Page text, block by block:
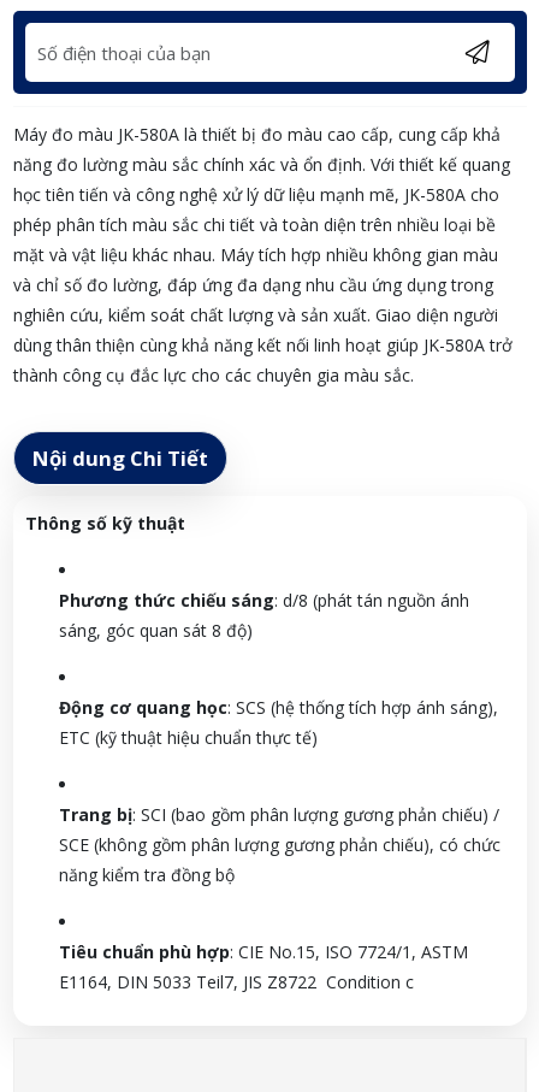
Máy đo màu JK-580A là thiết bị đo màu cao cấp, cung cấp khả
năng đo lường màu sắc chính xác và ổn định. Với thiết kế quang
học tiên tiến và công nghệ xử lý dữ liệu mạnh mẽ, JK-580A cho
phép phân tích màu sắc chi tiết và toàn diện trên nhiều loại bề
mặt và vật liệu khác nhau. Máy tích hợp nhiều không gian màu
và chỉ số đo lường, đáp ứng đa dạng nhu cầu ứng dụng trong
nghiên cứu, kiểm soát chất lượng và sản xuất. Giao diện người
dùng thân thiện cùng khả năng kết nối linh hoạt giúp JK-580A trở
thành công cụ đắc lực cho các chuyên gia màu sắc.
Nội dung Chi Tiết
Thông số kỹ thuật
Phương thức chiếu sáng: d/8 (phát tán nguồn ánh
sáng, góc quan sát 8 độ)
Động cơ quang học: SCS (hệ thống tích hợp ánh sáng),
ETC (kỹ thuật hiệu chuẩn thực tế)
Trang bị: SCI (bao gồm phân lượng gương phản chiếu) /
SCE (không gồm phân lượng gương phản chiếu), có chức
năng kiểm tra đồng bộ
Tiêu chuẩn phù hợp: CIE No.15, ISO 7724/1, ASTM
E1164, DIN 5033 Teil7, JIS Z8722 Condition c